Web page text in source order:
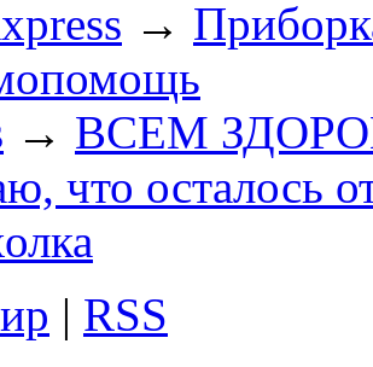
→
→ ВСЕМ
что осталось
| RSS